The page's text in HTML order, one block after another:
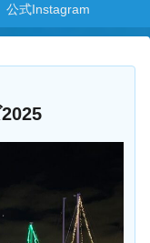
公式Instagram